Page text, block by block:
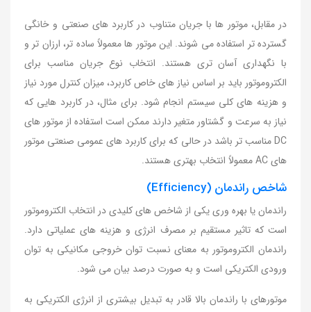
در مقابل، موتور ها با جریان متناوب در کاربرد های صنعتی و خانگی
گسترده تر استفاده می شوند. این موتور ها معمولاً ساده تر، ارزان تر و
با نگهداری آسان تری هستند. انتخاب نوع جریان مناسب برای
الکتروموتور باید بر اساس نیاز های خاص کاربرد، میزان کنترل مورد نیاز
و هزینه های کلی سیستم انجام شود. برای مثال، در کاربرد هایی که
نیاز به سرعت و گشتاور متغیر دارند ممکن است استفاده از موتور های
DC مناسب تر باشد در حالی که برای کاربرد های عمومی صنعتی موتور
های AC معمولاً انتخاب بهتری هستند.
شاخص راندمان (Efficiency)
راندمان یا بهره وری یکی از شاخص های کلیدی در انتخاب الکتروموتور
است که تاثیر مستقیم بر مصرف انرژی و هزینه های عملیاتی دارد.
راندمان الکتروموتور به معنای نسبت توان خروجی مکانیکی به توان
ورودی الکتریکی است و به صورت درصد بیان می شود.
موتورهای با راندمان بالا قادر به تبدیل بیشتری از انرژی الکتریکی به